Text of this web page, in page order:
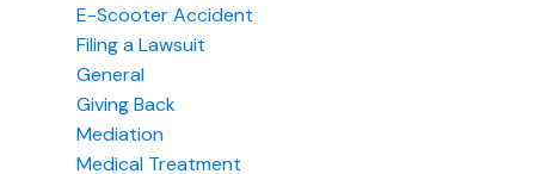
E-Scooter Accident
Filing a Lawsuit
General
Giving Back
Mediation
Medical Treatment